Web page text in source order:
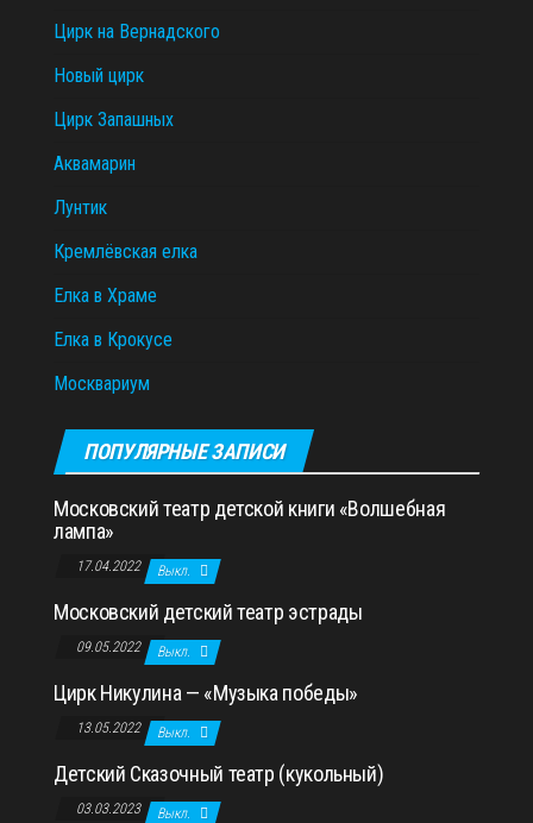
Цирк на Вернадского
Новый цирк
Цирк Запашных
Аквамарин
Лунтик
Кремлёвская елка
Елка в Храме
Елка в Крокусе
Москвариум
ПОПУЛЯРНЫЕ ЗАПИСИ
Московский театр детской книги «Волшебная
лампа»
17.04.2022 Выкл.
Московский детский театр эстрады
09.05.2022 Выкл.
Цирк Никулина — «Музыка победы»
13.05.2022 Выкл.
Детский Сказочный театр (кукольный)
03.03.2023 Выкл.